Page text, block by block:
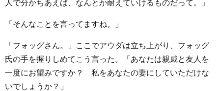
人で分かちあえば、なんとか耐えていけるものだって。」
「そんなことを言ってますね。」
「フォッグさん。」ここでアウダは立ち上がり、フォッグ
氏の手を握りしめてこう言った。「あなたは親戚と友人を
一度にお望みですか？ 私をあなたの妻にしていただけな
いでしょうか？」